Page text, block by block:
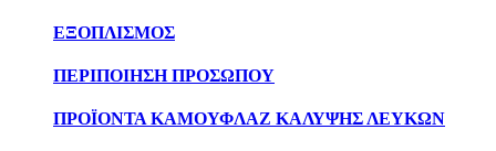
ΕΞΟΠΛΙΣΜΟΣ
ΠΕΡΙΠΟΙΗΣΗ ΠΡΟΣΩΠΟΥ
ΠΡΟΪΟΝΤΑ ΚΑΜΟΥΦΛΑΖ ΚΑΛΥΨΗΣ ΛΕΥΚΩΝ